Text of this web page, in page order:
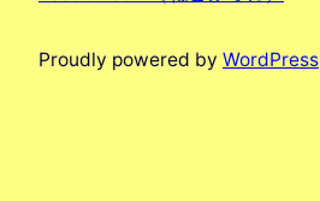
Proudly powered by WordPress